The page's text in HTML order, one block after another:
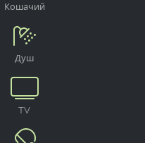
Кошачий
Душ
TV